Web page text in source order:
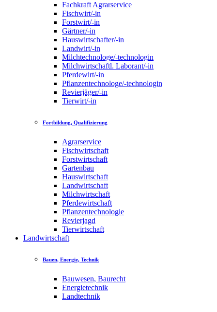
Fachkraft Agrarservice
Fischwirt/-in
Forstwirt/-in
Gärtner/-in
Hauswirtschafter/-in
Landwirt/-in
Milchtechnologe/-technologin
Milchwirtschaftl. Laborant/-in
Pferdewirt/-in
Pflanzentechnologe/-technologin
Revierjäger/-in
Tierwirt/-in
Fortbildung, Qualifizierung
Agrarservice
Fischwirtschaft
Forstwirtschaft
Gartenbau
Hauswirtschaft
Landwirtschaft
Milchwirtschaft
Pferdewirtschaft
Pflanzentechnologie
Revierjagd
Tierwirtschaft
Landwirtschaft
Bauen, Energie, Technik
Bauwesen, Baurecht
Energietechnik
Landtechnik